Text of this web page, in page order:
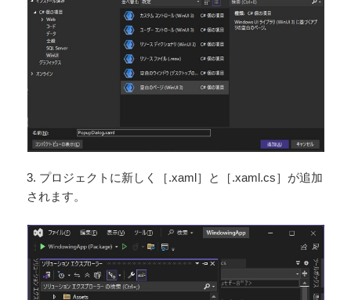
3. プロジェクトに新しく［.xaml］と［.xaml.cs］が追加
されます。